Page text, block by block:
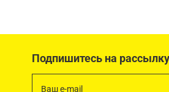
Подпишитесь на рассылку